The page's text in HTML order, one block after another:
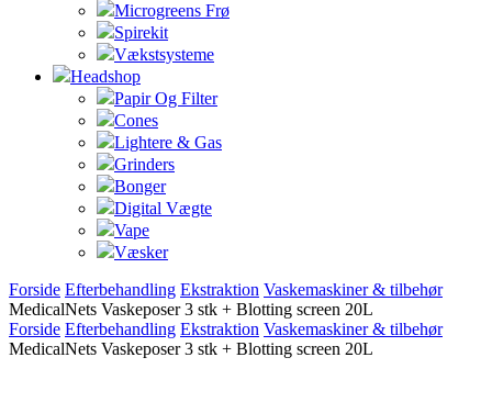
Microgreens Frø
Spirekit
Vækstsysteme
Headshop
Papir Og Filter
Cones
Lightere & Gas
Grinders
Bonger
Digital Vægte
Vape
Væsker
Forside Efterbehandling Ekstraktion Vaskemaskiner & tilbehør
MedicalNets Vaskeposer 3 stk + Blotting screen 20L
Forside Efterbehandling Ekstraktion Vaskemaskiner & tilbehør
MedicalNets Vaskeposer 3 stk + Blotting screen 20L